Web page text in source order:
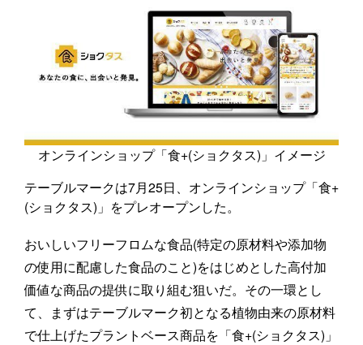
オンラインショップ「食+(ショクタス)」イメージ
テーブルマークは7月25日、オンラインショップ「食+
(ショクタス)」をプレオープンした。
おいしいフリーフロムな食品(特定の原材料や添加物
の使用に配慮した食品のこと)をはじめとした高付加
価値な商品の提供に取り組む狙いだ。その一環とし
て、まずはテーブルマーク初となる植物由来の原材料
で仕上げたプラントベース商品を「食+(ショクタス)」